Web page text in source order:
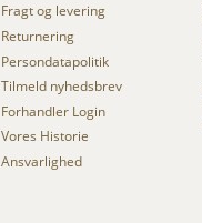
Fragt og levering
Returnering
Persondatapolitik
Tilmeld nyhedsbrev
Forhandler Login
Vores Historie
Ansvarlighed